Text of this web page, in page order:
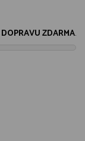
DOPRAVU ZDARMA.